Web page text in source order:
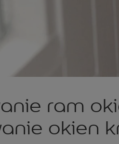
ram
okien